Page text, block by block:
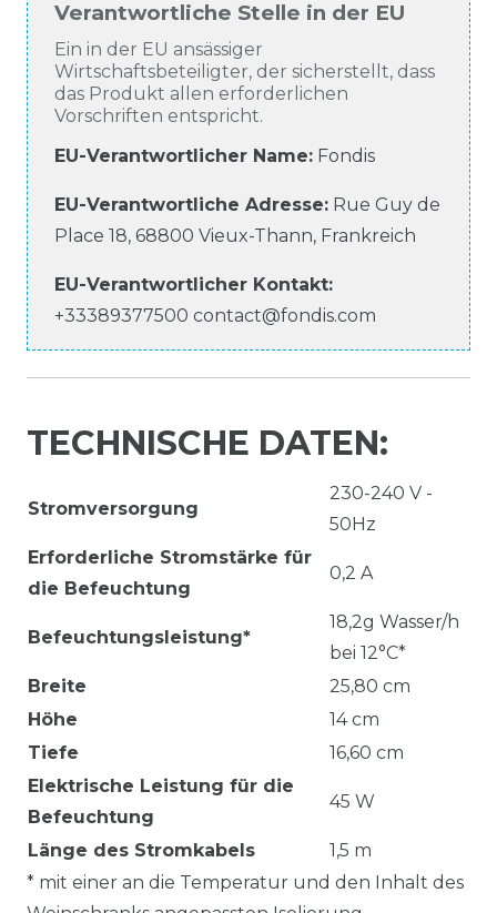
Verantwortliche Stelle in der EU
Ein in der EU ansässiger
Wirtschaftsbeteiligter, der sicherstellt, dass
das Produkt allen erforderlichen
Vorschriften entspricht.
EU-Verantwortlicher Name: Fondis
EU-Verantwortliche Adresse: Rue Guy de
Place 18, 68800 Vieux-Thann, Frankreich
EU-Verantwortlicher Kontakt:
+33389377500 contact@fondis.com
TECHNISCHE DATEN:
Strom­versorgung
230-240 V -
50Hz
Erforderliche Stromstärke für
die Befeuchtung
0,2 A
Befeuchtungsleistung*
18,2g Wasser/h
bei 12°C*
Breite
25,80 cm
Höhe
14 cm
Tiefe
16,60 cm
Elektrische Leistung für die
Befeuchtung
45 W
Länge des Stromkabels
1,5 m
* mit einer an die Temperatur und den Inhalt des